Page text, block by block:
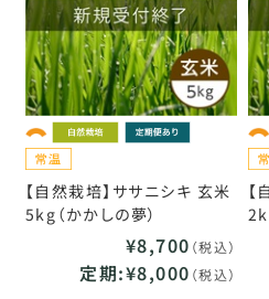
【自然栽培】ササニシキ 玄米
5kg（かかしの夢）
¥8,700 （税込）
定期:¥8,000 （税込）